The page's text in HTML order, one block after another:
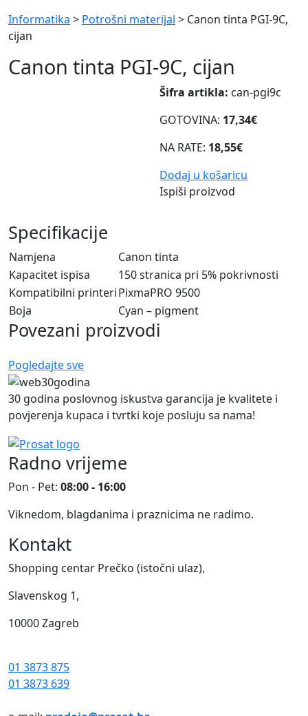
Informatika > Potrošni materijal > Canon tinta PGI-9C,
cijan
Canon tinta PGI-9C, cijan
Šifra artikla: can-pgi9c
GOTOVINA: 17,34€
NA RATE: 18,55€
Dodaj u košaricu
Ispiši proizvod
Specifikacije
Namjena
Canon tinta
Kapacitet ispisa
150 stranica pri 5% pokrivnosti
Kompatibilni printeriPixmaPRO 9500
Boja
Cyan – pigment
Povezani proizvodi
Pogledajte sve
30 godina poslovnog iskustva garancija je kvalitete i
povjerenja kupaca i tvrtki koje posluju sa nama!
Radno vrijeme
Pon - Pet: 08:00 - 16:00
Viknedom, blagdanima i praznicima ne radimo.
Kontakt
Shopping centar Prečko (istočni ulaz),
Slavenskog 1,
10000 Zagreb
01 3873 875
01 3873 639